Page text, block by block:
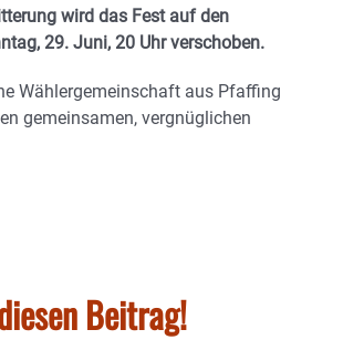
wird das Fest auf den
29. Juni, 20 Uhr verschoben.
Wählergemeinschaft aus Pfaffing
gemeinsamen, vergnüglichen
Beitrag!